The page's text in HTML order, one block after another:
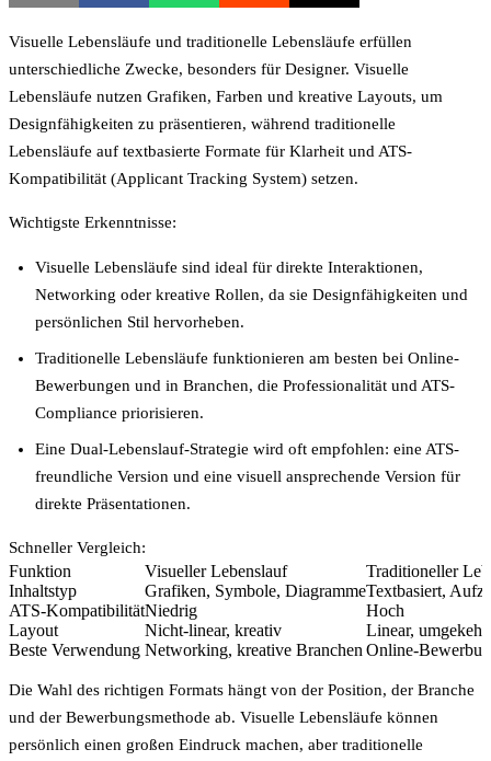
Visuelle Lebensläufe und traditionelle Lebensläufe erfüllen
unterschiedliche Zwecke, besonders für Designer. Visuelle
Lebensläufe nutzen Grafiken, Farben und kreative Layouts, um
Designfähigkeiten zu präsentieren, während traditionelle
Lebensläufe auf textbasierte Formate für Klarheit und ATS-
Kompatibilität (Applicant Tracking System) setzen.
Wichtigste Erkenntnisse:
Visuelle Lebensläufe sind ideal für direkte Interaktionen,
Networking oder kreative Rollen, da sie Designfähigkeiten und
persönlichen Stil hervorheben.
Traditionelle Lebensläufe funktionieren am besten bei Online-
Bewerbungen und in Branchen, die Professionalität und ATS-
Compliance priorisieren.
Eine Dual-Lebenslauf-Strategie wird oft empfohlen: eine ATS-
freundliche Version und eine visuell ansprechende Version für
direkte Präsentationen.
Schneller Vergleich:
Funktion Visueller Lebenslauf
Traditioneller
Inhaltstyp
Grafiken, Symbole, DiagrammeTextbasiert,
ATS-KompatibilitätNiedrig
Hoch
Layout
Nicht-linear, kreativ
Linear,
Beste Verwendung Networking, kreative Branchen Online-
Die Wahl des richtigen Formats hängt von der Position, der Branche
und der Bewerbungsmethode ab. Visuelle Lebensläufe können
persönlich einen großen Eindruck machen, aber traditionelle